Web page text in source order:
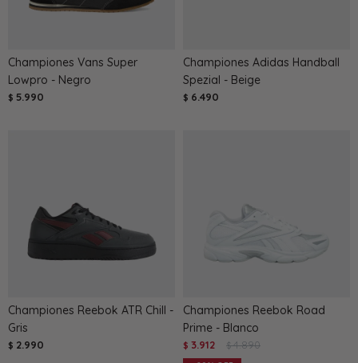
Championes Vans Super
Lowpro - Negro
$ 5.990
Championes Adidas Handball
Spezial - Beige
$ 6.490
Championes Reebok ATR Chill -
Gris
$ 2.990
Championes Reebok Road
Prime - Blanco
$ 3.912 $ 4.890